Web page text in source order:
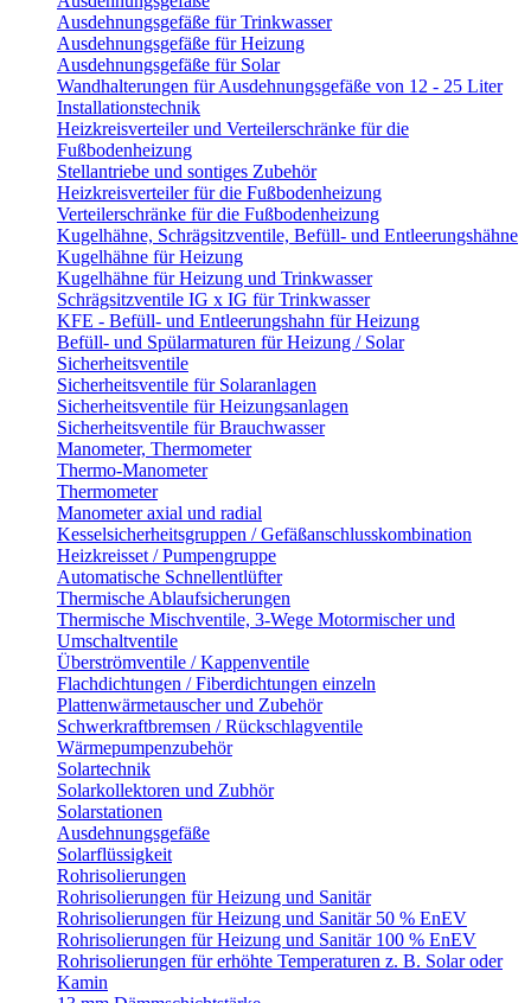
Ausdehnungsgefäße für Trinkwasser
Ausdehnungsgefäße für Heizung
Ausdehnungsgefäße für Solar
Wandhalterungen für Ausdehnungsgefäße von 12 - 25 Liter
Installationstechnik
Heizkreisverteiler und Verteilerschränke für die
Fußbodenheizung
Stellantriebe und sontiges Zubehör
Heizkreisverteiler für die Fußbodenheizung
Verteilerschränke für die Fußbodenheizung
Kugelhähne, Schrägsitzventile, Befüll- und Entleerungshähne
Kugelhähne für Heizung
Kugelhähne für Heizung und Trinkwasser
Schrägsitzventile IG x IG für Trinkwasser
KFE - Befüll- und Entleerungshahn für Heizung
Befüll- und Spülarmaturen für Heizung / Solar
Sicherheitsventile
Sicherheitsventile für Solaranlagen
Sicherheitsventile für Heizungsanlagen
Sicherheitsventile für Brauchwasser
Manometer, Thermometer
Thermo-Manometer
Thermometer
Manometer axial und radial
Kesselsicherheitsgruppen / Gefäßanschlusskombination
Heizkreisset / Pumpengruppe
Automatische Schnellentlüfter
Thermische Ablaufsicherungen
Thermische Mischventile, 3-Wege Motormischer und
Umschaltventile
Überströmventile / Kappenventile
Flachdichtungen / Fiberdichtungen einzeln
Plattenwärmetauscher und Zubehör
Schwerkraftbremsen / Rückschlagventile
Wärmepumpenzubehör
Solartechnik
Solarkollektoren und Zubhör
Solarstationen
Ausdehnungsgefäße
Solarflüssigkeit
Rohrisolierungen
Rohrisolierungen für Heizung und Sanitär
Rohrisolierungen für Heizung und Sanitär 50 % EnEV
Rohrisolierungen für Heizung und Sanitär 100 % EnEV
Rohrisolierungen für erhöhte Temperaturen z. B. Solar oder
Kamin